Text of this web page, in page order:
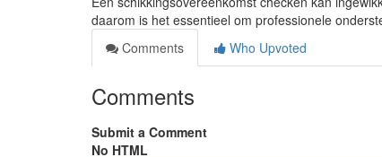
daarom is het essentieel om professionele
Comments
Who Upvoted
Comments
Submit a Comment
No HTML